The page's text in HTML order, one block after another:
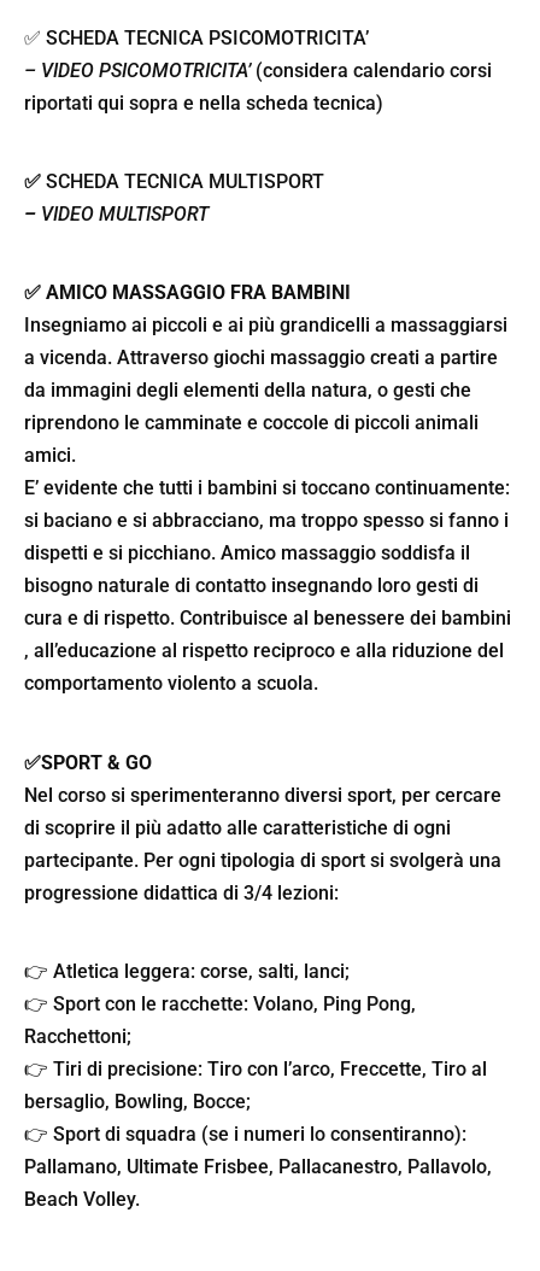
✅ SCHEDA TECNICA PSICOMOTRICITA’
– VIDEO PSICOMOTRICITA’ (considera calendario corsi
riportati qui sopra e nella scheda tecnica)
✅ SCHEDA TECNICA MULTISPORT
– VIDEO MULTISPORT
✅ AMICO MASSAGGIO FRA BAMBINI
Insegniamo ai piccoli e ai più grandicelli a massaggiarsi
a vicenda. Attraverso giochi massaggio creati a partire
da immagini degli elementi della natura, o gesti che
riprendono le camminate e coccole di piccoli animali
amici.
E’ evidente che tutti i bambini si toccano continuamente:
si baciano e si abbracciano, ma troppo spesso si fanno i
dispetti e si picchiano. Amico massaggio soddisfa il
bisogno naturale di contatto insegnando loro gesti di
cura e di rispetto. Contribuisce al benessere dei bambini
, all’educazione al rispetto reciproco e alla riduzione del
comportamento violento a scuola.
✅SPORT & GO
Nel corso si sperimenteranno diversi sport, per cercare
di scoprire il più adatto alle caratteristiche di ogni
partecipante. Per ogni tipologia di sport si svolgerà una
progressione didattica di 3/4 lezioni:
👉 Atletica leggera: corse, salti, lanci;
👉 Sport con le racchette: Volano, Ping Pong,
Racchettoni;
👉 Tiri di precisione: Tiro con l’arco, Freccette, Tiro al
bersaglio, Bowling, Bocce;
👉 Sport di squadra (se i numeri lo consentiranno):
Pallamano, Ultimate Frisbee, Pallacanestro, Pallavolo,
Beach Volley.